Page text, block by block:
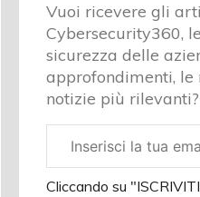
Vuoi ricevere gli
Cybersecurity360,
sicurezza delle
approfondimenti, le
notizie più rilevanti?
aziendale
Cliccando su